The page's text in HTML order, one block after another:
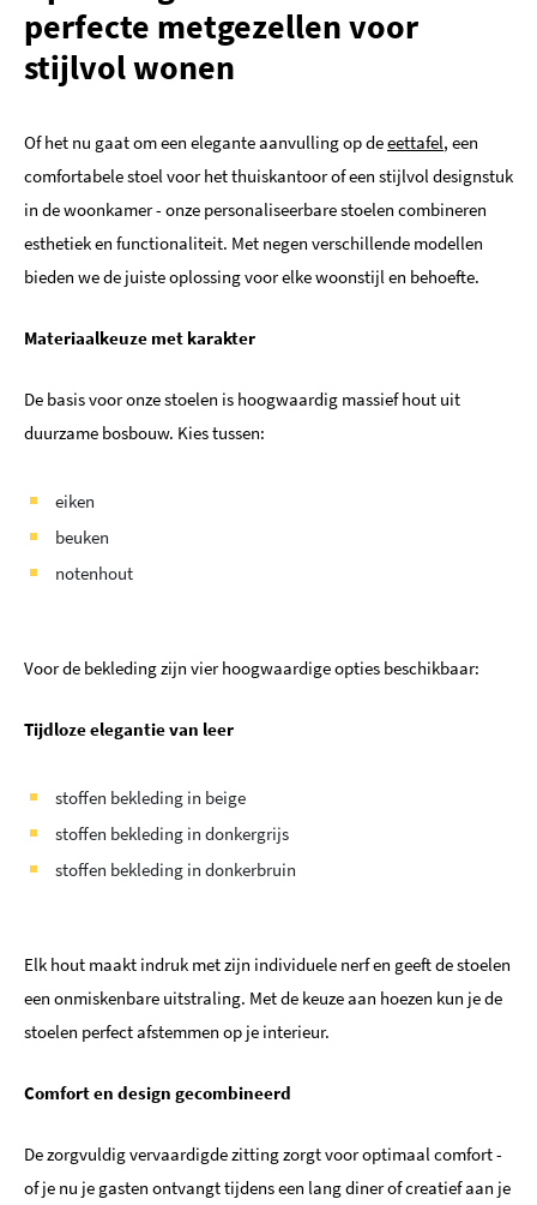
perfecte metgezellen voor
stijlvol wonen
Of het nu gaat om een elegante aanvulling op deeettafel, een
comfortabele stoel voor het thuiskantoor of een stijlvol designstuk
in de woonkamer - onze personaliseerbare stoelen combineren
esthetiek en functionaliteit. Met negen verschillende modellen
bieden we de juiste oplossing voor elke woonstijl en behoefte.
Materiaalkeuze met karakter
De basis voor onze stoelen is hoogwaardig massief hout uit
duurzame bosbouw. Kies tussen:
eiken
beuken
notenhout
Voor de bekleding zijn vier hoogwaardige opties beschikbaar:
Tijdloze elegantie van leer
stoffen bekleding in beige
stoffen bekleding in donkergrijs
stoffen bekleding in donkerbruin
Elk hout maakt indruk met zijn individuele nerf en geeft de stoelen
een onmiskenbare uitstraling. Met de keuze aan hoezen kun je de
stoelen perfect afstemmen op je interieur.
Comfort en design gecombineerd
De zorgvuldig vervaardigde zitting zorgt voor optimaal comfort -
of je nu je gasten ontvangt tijdens een lang diner of creatief aan je